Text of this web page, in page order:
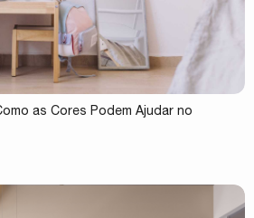
as Cores Podem Ajudar no